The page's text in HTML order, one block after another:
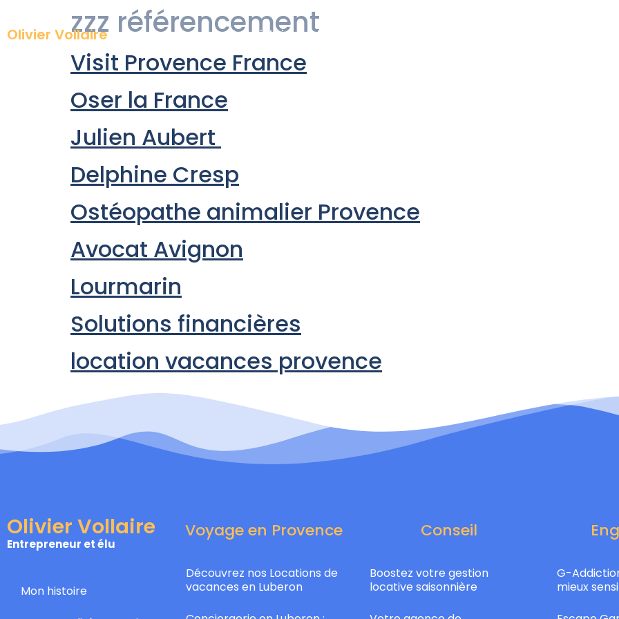
Olivier Vollaire Mon histoire Hébergement
zzz référencement
Visit Provence France
Oser la France
Julien Aubert
Delphine Cresp
Ostéopathe animalier Provence
Avocat Avignon
Lourmarin
Solutions financières
location vacances provence
Olivier Vollaire
Entrepreneur et élu
Mon histoire
Voyage en Provence
Découvrez nos Locations de
vacances en Luberon
Conseil
Boostez votre gestion
locative saisonnière
G-
mieux